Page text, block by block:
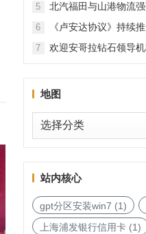
5
北汽福田与山港物流
融合新范本
6
《卢安达协议》持续
和国加入，印度宝石
员会与迪拜多种商品
7
欢迎安哥拉钻石领导
地图
地
图
站内核心
gpt分区安装win7 (1)
上海浦发银行信用卡(1)